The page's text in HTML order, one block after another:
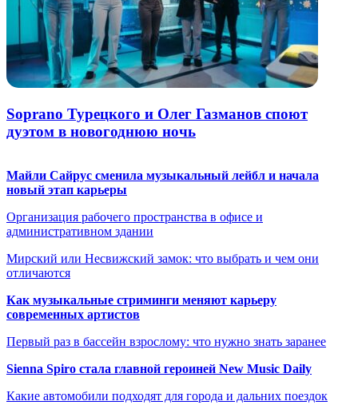
Soprano Турецкого и Олег Газманов споют
дуэтом в новогоднюю ночь
Майли Сайрус сменила музыкальный лейбл и начала
новый этап карьеры
Организация рабочего пространства в офисе и
административном здании
Мирский или Несвижский замок: что выбрать и чем они
отличаются
Как музыкальные стриминги меняют карьеру
современных артистов
Первый раз в бассейн взрослому: что нужно знать заранее
Sienna Spiro стала главной героиней New Music Daily
Какие автомобили подходят для города и дальних поездок